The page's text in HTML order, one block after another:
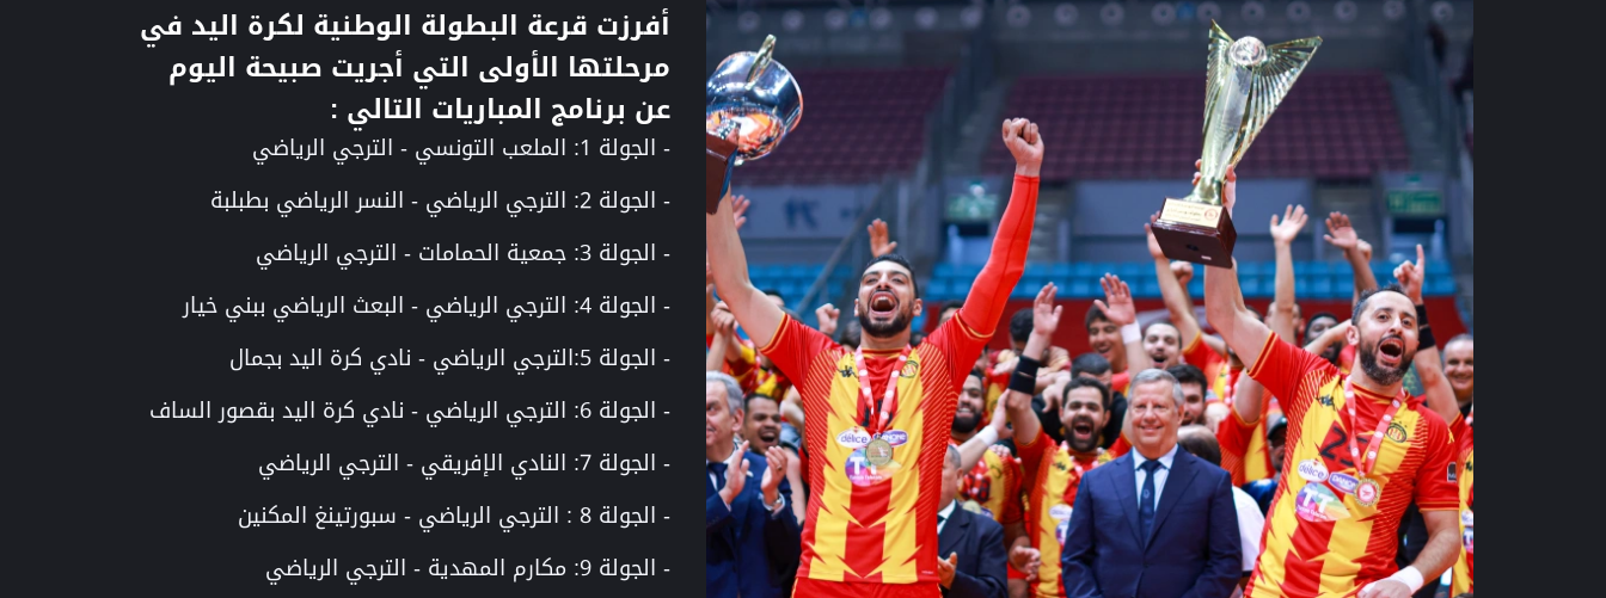
أفرزت قرعة البطولة الوطنية لكرة اليد في
مرحلتها الأولى التي أجريت صبيحة اليوم
عن برنامج المباريات التالي :
- الجولة 1: الملعب التونسي - الترجي الرياضي
- الجولة 2: الترجي الرياضي - النسر الرياضي بطبلبة
- الجولة 3: جمعية الحمامات - الترجي الرياضي
- الجولة 4: الترجي الرياضي - البعث الرياضي ببني خيار
- الجولة 5:الترجي الرياضي - نادي كرة اليد بجمال
- الجولة 6: الترجي الرياضي - نادي كرة اليد بقصور الساف
- الجولة 7: النادي الإفريقي - الترجي الرياضي
- الجولة 8 : الترجي الرياضي - سبورتينغ المكنين
- الجولة 9: مكارم المهدية - الترجي الرياضي